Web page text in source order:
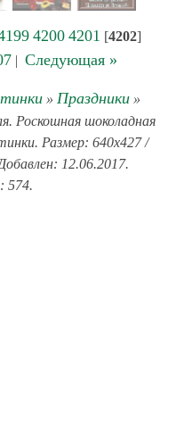
4200 4201 [4202]
| Следующая »
» Праздники»
Роскошная шоколадная
Размер: 640x427 /
12.06.2017.
574.